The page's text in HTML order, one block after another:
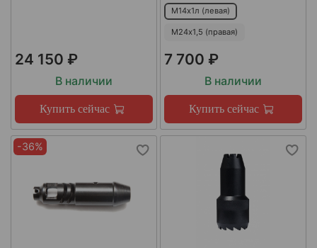
24 150 ₽
В наличии
Купить сейчас
М14х1л (левая)
М24х1,5 (правая)
7 700 ₽
В наличии
Купить сейчас
-36%